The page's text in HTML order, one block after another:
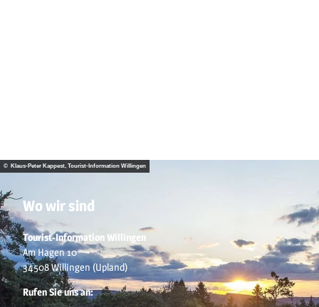
© Klaus-Peter Kappest, Tourist-Information Willingen
Wo wir sind
Tourist-Information Willingen
Am Hagen 10
34508 Willingen (Upland)
Rufen Sie uns an: